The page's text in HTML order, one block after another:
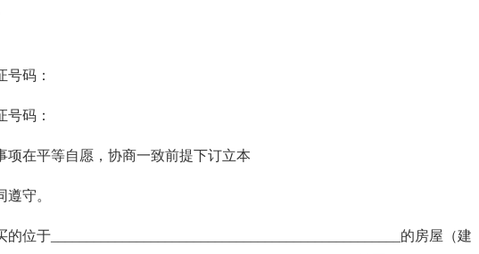
号码：
码：
项在平等自愿，协商一致前提下订立本
守。
位于_________________________________________________的房屋（建